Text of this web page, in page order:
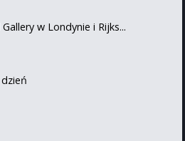
w Londynie i Rijks...